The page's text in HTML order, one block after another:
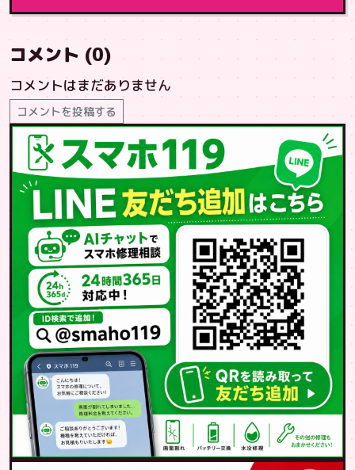
コメント (0)
コメントはまだありません
コメントを投稿する